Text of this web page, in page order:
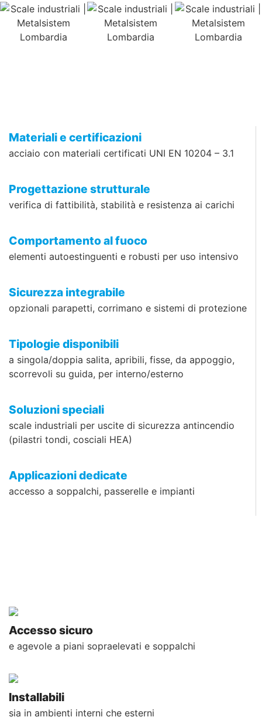
Materiali e certificazioni
acciaio con materiali certificati UNI EN 10204 – 3.1
Progettazione strutturale
verifica di fattibilità, stabilità e resistenza ai carichi
Comportamento al fuoco
elementi autoestinguenti e robusti per uso intensivo
Sicurezza integrabile
opzionali parapetti, corrimano e sistemi di protezione
Tipologie disponibili
a singola/doppia salita, apribili, fisse, da appoggio,
scorrevoli su guida, per interno/esterno
Soluzioni speciali
scale industriali per uscite di sicurezza antincendio
(pilastri tondi, cosciali HEA)
Applicazioni dedicate
accesso a soppalchi, passerelle e impianti
Accesso sicuro
e agevole a piani sopraelevati e soppalchi
Installabili
sia in ambienti interni che esterni